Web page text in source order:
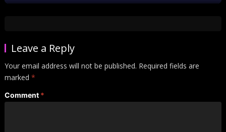
Leave a Reply
Your email address will not be published. Required fields are
marked *
Comment *